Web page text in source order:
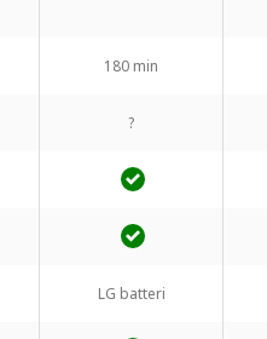
180 min
?
LG batteri